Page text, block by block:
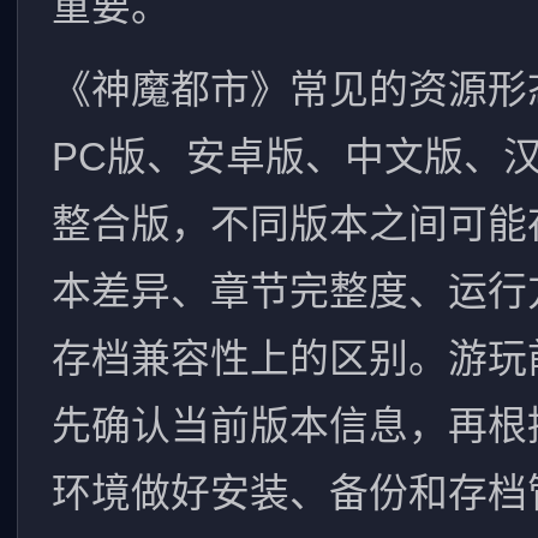
《神魔都市》常见的资源
PC版、安卓版、中文版、
整合版，不同版本之间可
本差异、章节完整度、运
存档兼容性上的区别。游
先确认当前版本信息，再
环境做好安装、备份和存